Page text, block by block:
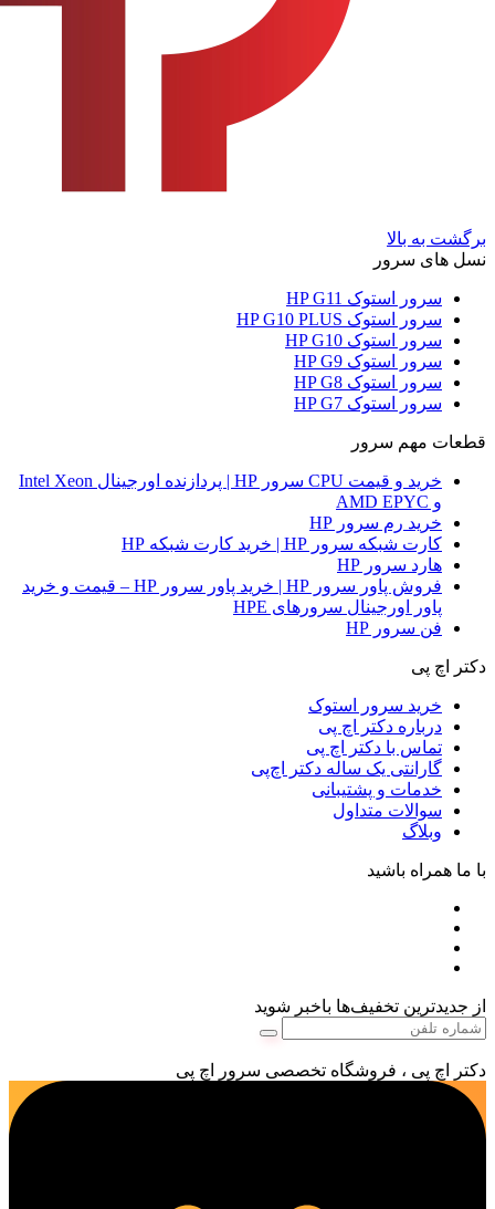
برگشت به بالا
نسل های سرور
سرور استوک HP G11
سرور استوک HP G10 PLUS
سرور استوک HP G10
سرور استوک HP G9
سرور استوک HP G8
سرور استوک HP G7
قطعات مهم سرور
خرید و قیمت CPU سرور HP | پردازنده اورجینال Intel Xeon
و AMD EPYC
خرید رم سرور HP
کارت شبکه سرور HP | خرید کارت شبکه HP
هارد سرور HP
فروش پاور سرور HP | خرید پاور سرور HP – قیمت و خرید
پاور اورجینال سرورهای HPE
فن سرور HP
دکتر اچ پی
خرید سرور استوک
درباره دکتر اچ پی
تماس با دکتر اچ پی
گارانتی یک ساله دکتر اچ‌پی
خدمات و پشتیبانی
سوالات متداول
وبلاگ
با ما همراه باشید
از جدیدترین تخفیف‌ها باخبر شوید
دکتر اچ پی ، فروشگاه تخصصی سرور اچ پی